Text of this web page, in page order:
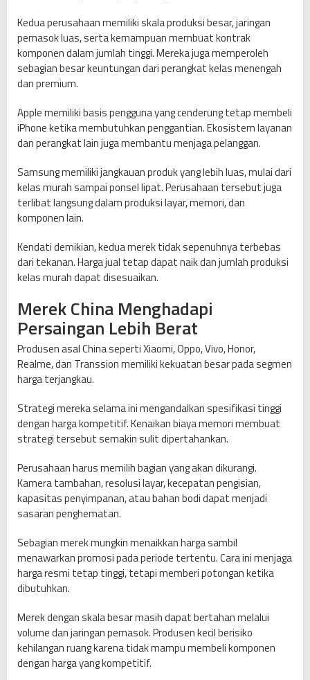
Kedua perusahaan memiliki skala produksi besar, jaringan
pemasok luas, serta kemampuan membuat kontrak
komponen dalam jumlah tinggi. Mereka juga memperoleh
sebagian besar keuntungan dari perangkat kelas menengah
dan premium.
Apple memiliki basis pengguna yang cenderung tetap membeli
iPhone ketika membutuhkan penggantian. Ekosistem layanan
dan perangkat lain juga membantu menjaga pelanggan.
Samsung memiliki jangkauan produk yang lebih luas, mulai dari
kelas murah sampai ponsel lipat. Perusahaan tersebut juga
terlibat langsung dalam produksi layar, memori, dan
komponen lain.
Kendati demikian, kedua merek tidak sepenuhnya terbebas
dari tekanan. Harga jual tetap dapat naik dan jumlah produksi
kelas murah dapat disesuaikan.
Merek China Menghadapi
Persaingan Lebih Berat
Produsen asal China seperti Xiaomi, Oppo, Vivo, Honor,
Realme, dan Transsion memiliki kekuatan besar pada segmen
harga terjangkau.
Strategi mereka selama ini mengandalkan spesifikasi tinggi
dengan harga kompetitif. Kenaikan biaya memori membuat
strategi tersebut semakin sulit dipertahankan.
Perusahaan harus memilih bagian yang akan dikurangi.
Kamera tambahan, resolusi layar, kecepatan pengisian,
kapasitas penyimpanan, atau bahan bodi dapat menjadi
sasaran penghematan.
Sebagian merek mungkin menaikkan harga sambil
menawarkan promosi pada periode tertentu. Cara ini menjaga
harga resmi tetap tinggi, tetapi memberi potongan ketika
dibutuhkan.
Merek dengan skala besar masih dapat bertahan melalui
volume dan jaringan pemasok. Produsen kecil berisiko
kehilangan ruang karena tidak mampu membeli komponen
dengan harga yang kompetitif.